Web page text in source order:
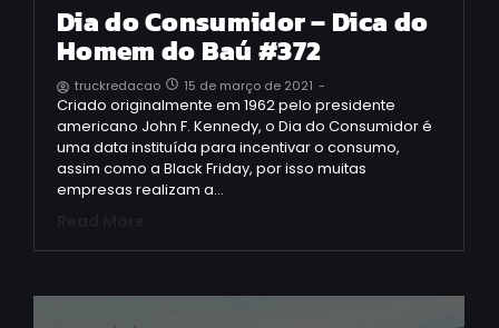
Dia do Consumidor – Dica do
Homem do Baú #372
truckredacao 15 de março de 2021 -
Criado originalmente em 1962 pelo presidente
americano John F. Kennedy, o Dia do Consumidor é
uma data instituída para incentivar o consumo,
assim como a Black Friday, por isso muitas
empresas realizam a…